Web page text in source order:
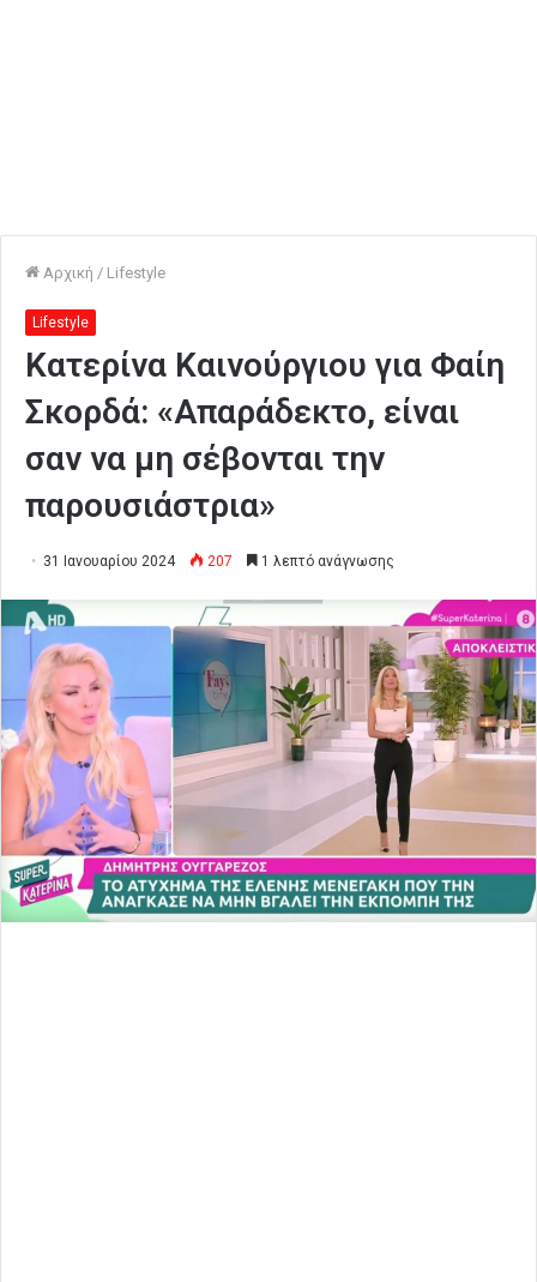
Αρχική / Lifestyle
Lifestyle
Κατερίνα Καινούργιου για Φαίη
Σκορδά: «Απαράδεκτο, είναι
σαν να μη σέβονται την
παρουσιάστρια»
31 Ιανουαρίου 2024 207 1 λεπτό ανάγνωσης